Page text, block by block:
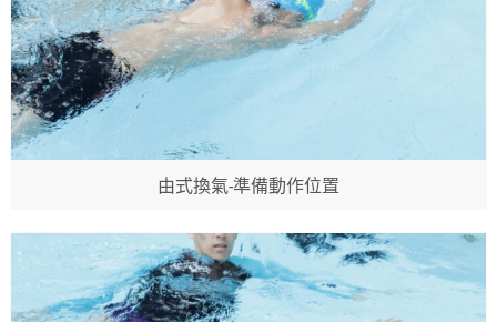
由式換氣-準備動作位置